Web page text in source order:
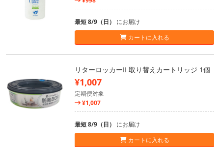
最短 8/9（日） にお届け
カートに入れる
リターロッカーII 取り替えカートリッジ 1個
¥1,007
定期便対象
¥1,007
最短 8/9（日） にお届け
カートに入れる